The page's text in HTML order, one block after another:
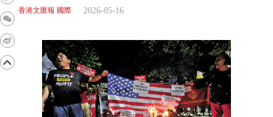
香港文匯報 國際 2026-05-16